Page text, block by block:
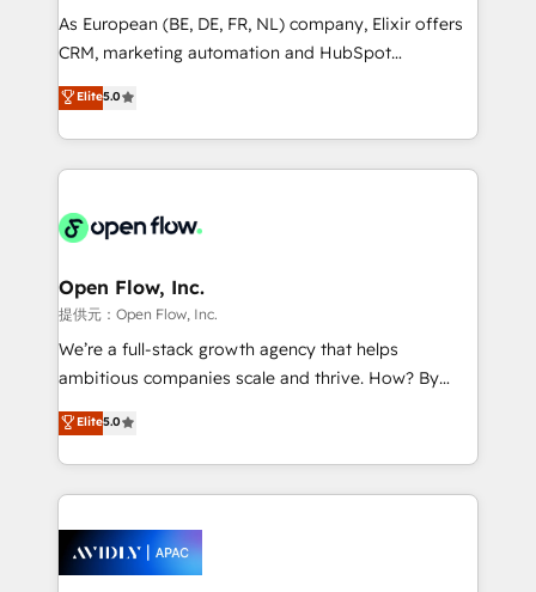
strategy, executed well, and reported on with clear
results. The culture is driven by core values; Joy, Grit,
Mindedness, and Clarity. We are driven to win for the
collective good of the company and its clientele, and
things are happening.
As European (BE, DE, FR, NL) company, Elixir offers
CRM, marketing automation and HubSpot
integration products and services to mid-market
and enterprise customers. We ensure that your sales,
service and marketing department operates in the
most effective way, while at the same time
integrated buyers journey. Elixir is located in
and Amsterdam. Elixir is a first mover and leader
when it comes to HubSpot sales and service
implementations, highly renowned for our business
acumen, process (re-)design experience and a
integrate HubSpot with complex solutions like SAP,
MicroSoft, custom solutions,... Our company also has
Retail execution, CPQ, customer portals and
HubSpot CMS developments. And we're champions
Elite5.0
Open Flow, Inc.
提供元：Open Flow, Inc.
We’re a full-stack growth agency that helps
ambitious companies scale and thrive. How? By
upgrading and streamlining every single revenue-
generating aspect of your business. We’re proud
HubSpot Elite Solutions Partners and devout CRM
nerds who can harness HubSpot’s custom digital
experience. Working hand-in-hand with your team,
we’ll assemble a RevOps machine that drives more
Elite5.0